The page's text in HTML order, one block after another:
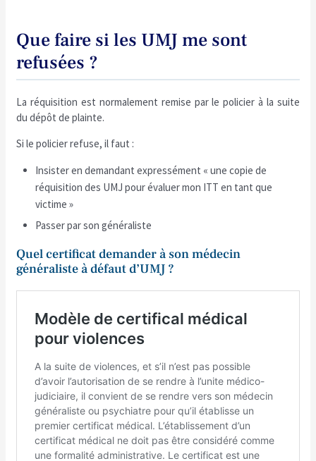
Que faire si les UMJ me sont
refusées ?
La réquisition est normalement remise par le policier à la suite
du dépôt de plainte.
Si le policier refuse, il faut :
Insister en demandant expressément « une copie de
réquisition des UMJ pour évaluer mon ITT en tant que
victime »
Passer par son généraliste
Quel certificat demander à son médecin
généraliste à défaut d’UMJ ?